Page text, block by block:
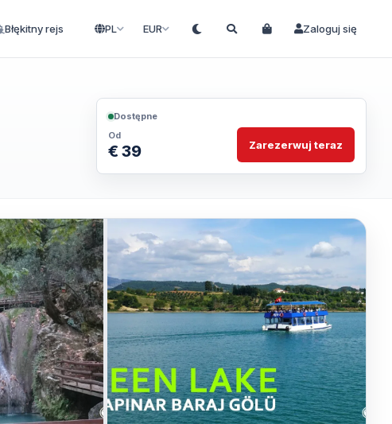
Błękitny rejs PL EUR Zaloguj się
Dostępne
Od
€ 39 Zarezerwuj teraz